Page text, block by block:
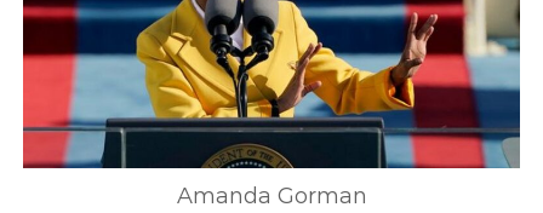
Amanda Gorman